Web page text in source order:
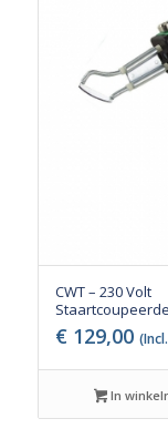
CWT – 230 Volt
€ 129,00
In